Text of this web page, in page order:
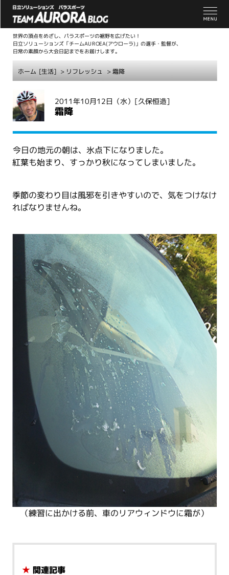
世界の頂点をめざし、パラスポーツの裾野を広げたい！
日立ソリューションズ「チームAUROEA(アウローラ)」の選手・監督が、
日常の素顔から大会日記までをお届けします。
ホーム [生活] > リフレッシュ > 霜降
2011年10月12日（水） [久保恒造]
霜降
今日の地元の朝は、氷点下になりました。
紅葉も始まり、すっかり秋になってしまいました。
季節の変わり目は風邪を引きやすいので、気をつけなけ
ればなりませんね。
（練習に出かける前、車のリアウィンドウに霜が）
★ 関連記事